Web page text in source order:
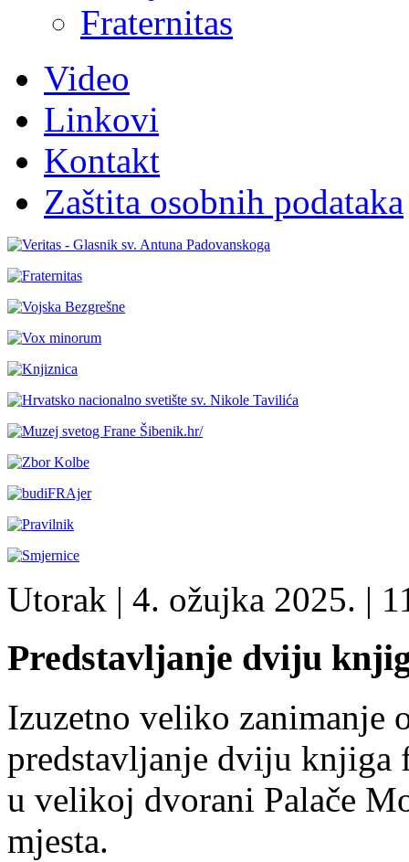
Fraternitas
Video
Linkovi
Kontakt
Zaštita osobnih podataka
Utorak | 4. ožujka 2025. |
Predstavljanje dviju
Izuzetno veliko zanimanje
predstavljanje dviju knjiga
u velikoj dvorani Palače
mjesta.